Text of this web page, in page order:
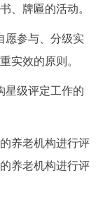
、牌匾的活动。
参与、分级实
实效的原则。
级评定工作的
养老机构进行评
养老机构进行评